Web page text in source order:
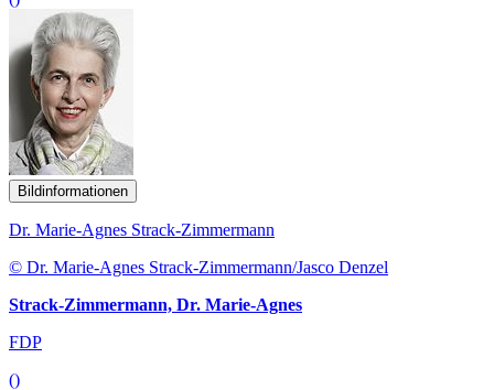
Bildinformationen
Dr. Marie-Agnes Strack-Zimmermann
© Dr. Marie-Agnes Strack-Zimmermann/Jasco Denzel
Strack-Zimmermann, Dr. Marie-Agnes
FDP
()